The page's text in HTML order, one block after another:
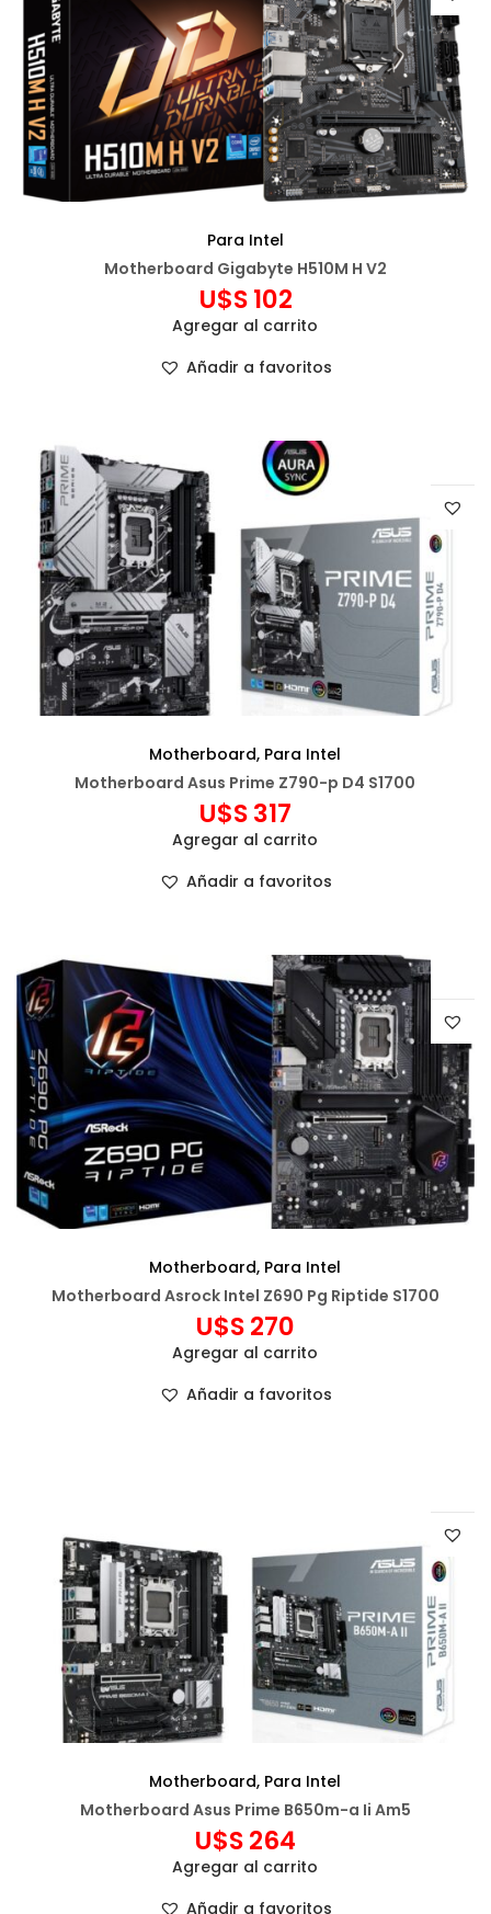
Para Intel
Motherboard Gigabyte H510M H V2
U$S102
Agregar al carrito
Añadir a favoritos
Motherboard, Para Intel
Motherboard Asus Prime Z790-p D4 S1700
U$S317
Agregar al carrito
Añadir a favoritos
Motherboard, Para Intel
Motherboard Asrock Intel Z690 Pg Riptide S1700
U$S270
Agregar al carrito
Añadir a favoritos
Motherboard, Para Intel
Motherboard Asus Prime B650m-a Ii Am5
U$S264
Agregar al carrito
Añadir a favoritos